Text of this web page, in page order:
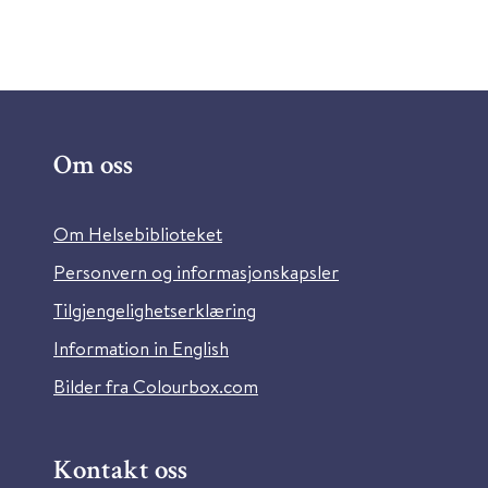
Om oss
Om Helsebiblioteket
Personvern og informasjonskapsler
Tilgjengelighetserklæring
Information in English
Bilder fra Colourbox.com
Kontakt oss